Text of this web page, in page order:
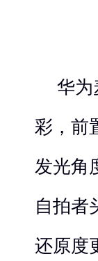
华为
彩，前
发光角
自拍者
还原度